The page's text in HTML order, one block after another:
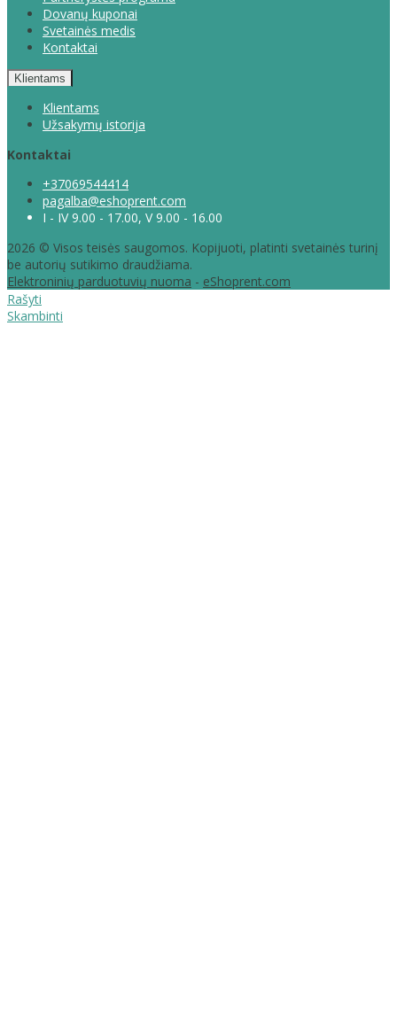
Dovanų kuponai
Svetainės medis
Kontaktai
Klientams
Klientams
Užsakymų istorija
Kontaktai
+37069544414
pagalba@eshoprent.com
I - IV 9.00 - 17.00, V 9.00 - 16.00
2026 © Visos teisės saugomos. Kopijuoti, platinti svetainės turinį
be autorių sutikimo draudžiama.
Elektroninių parduotuvių nuoma - eShoprent.com
Rašyti
Skambinti